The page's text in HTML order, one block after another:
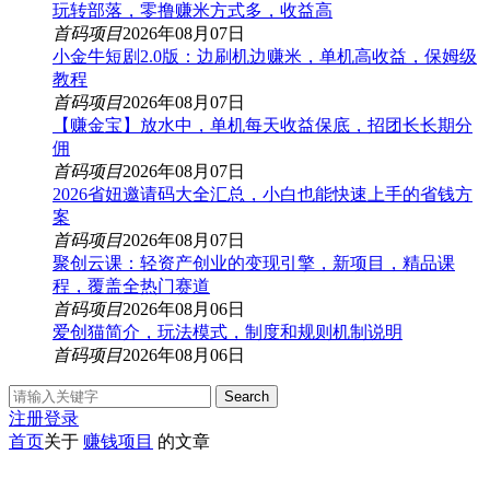
玩转部落，零撸赚米方式多，收益高
首码项目2026年08月07日
小金牛短剧2.0版：边刷机边赚米，单机高收益，保姆级
教程
首码项目2026年08月07日
【赚金宝】放水中，单机每天收益保底，招团长长期分
佣
首码项目2026年08月07日
2026省妞邀请码大全汇总，小白也能快速上手的省钱方
案
首码项目2026年08月07日
聚创云课：轻资产创业的变现引擎，新项目，精品课
程，覆盖全热门赛道
首码项目2026年08月06日
爱创猫简介，玩法模式，制度和规则机制说明
首码项目2026年08月06日
Search
注册登录
首页关于 赚钱项目 的文章